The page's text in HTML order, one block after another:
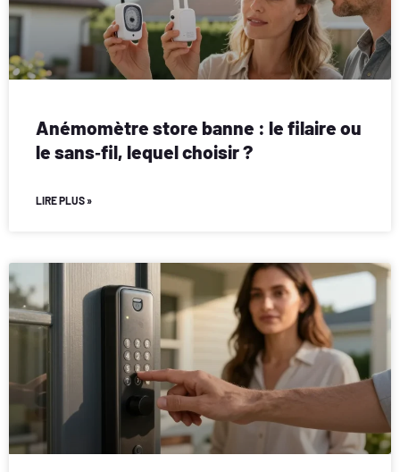
Anémomètre store banne : le filaire ou
le sans‑fil, lequel choisir ?
LIRE PLUS »